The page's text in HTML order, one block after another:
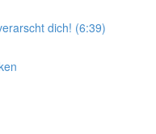
dich! (6:39)